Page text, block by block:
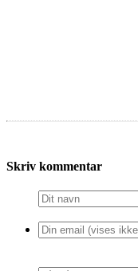
Skriv kommentar